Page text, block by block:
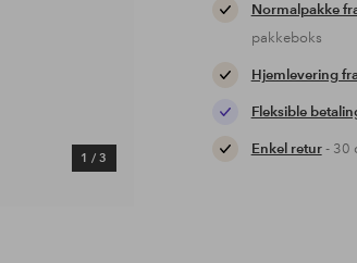
1 / 3
Normalpakke
pakkeboks
Hjemlevering
Fleksible
Enkel retur- 30